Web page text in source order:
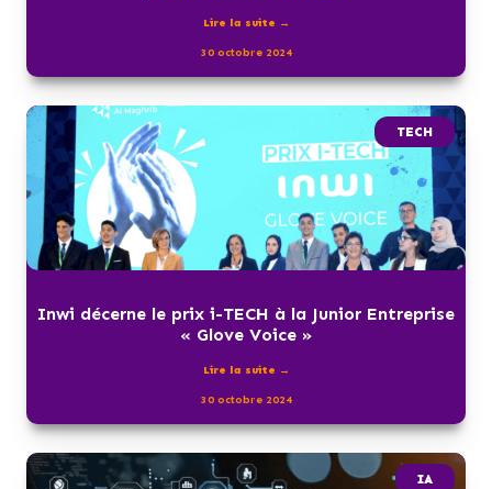
Lire la suite →
30 octobre 2024
TECH
Inwi décerne le prix i-TECH à la Junior Entreprise
« Glove Voice »
Lire la suite →
30 octobre 2024
IA